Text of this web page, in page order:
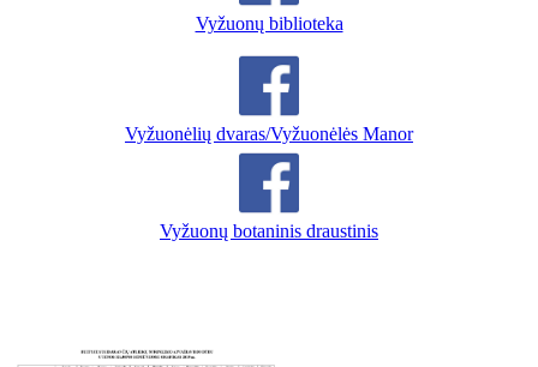
Vyžuonų biblioteka
Vyžuonėlių dvaras/Vyžuonėlės Manor
Vyžuonų botaninis draustinis